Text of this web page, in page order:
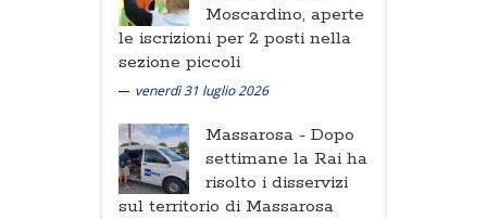
Moscardino, aperte
le iscrizioni per 2 posti nella
sezione piccoli
venerdì 31 luglio 2026
Massarosa - Dopo
settimane la Rai ha
risolto i disservizi
sul territorio di Massarosa